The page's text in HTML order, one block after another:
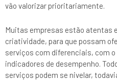
vão valorizar prioritariamente.
Muitas empresas estão atentas
criatividade, para que possam
serviços com diferenciais, com
indicadores de desempenho.
serviços podem se nivelar,